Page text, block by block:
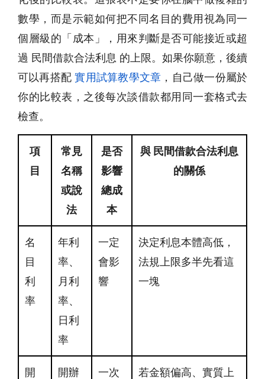
數學，而是示範如何把不同名目的費用視為同一
個層級的「成本」，用來判斷是否可能接近或超
過 民間借款合法利息 的上限。如果你願意，後續
可以再搭配 實用試算教學文章 ，自己做一份屬於
你的比較表，之後每次談借款都用同一套格式去
檢查。
項
目
常見
名稱
或說
法
是否
影響
總成
本
與 民間借款合法利息
的關係
名
目
利
率
年利
率、
月利
率、
日利
率
一定
會影
響
決定利息本體高低，
法規上限多半先看這
一塊
開
開辦
一次
若金額偏高、實質上